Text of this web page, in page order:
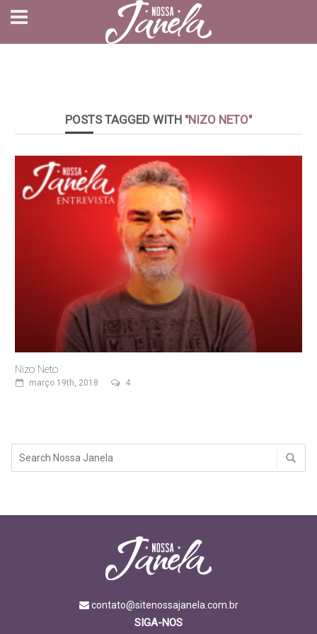
POSTS TAGGED WITH "NIZO NETO"
Nizo Neto
março 19th, 2018 4
contato@sitenossajanela.com.br
SIGA-NOS